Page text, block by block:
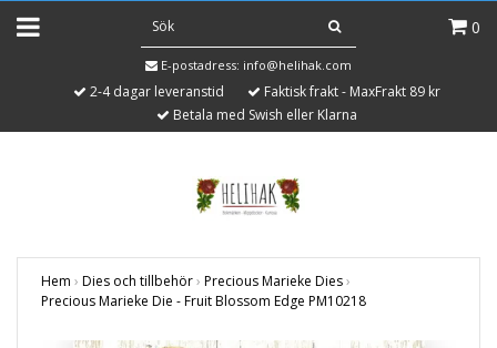
0
E-postadress: info@helihak.com
2-4 dagar leveranstid
Faktisk frakt - MaxFrakt 89 kr
Betala med Swish eller Klarna
Hem › Dies och tillbehör› Precious Marieke Dies›
Precious Marieke Die - Fruit Blossom Edge PM10218